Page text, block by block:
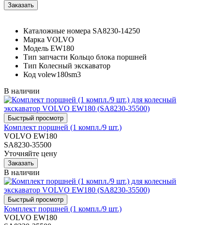
Каталожные номера SA8230-14250
Марка VOLVO
Модель EW180
Тип запчасти Кольцо блока поршней
Тип Колесный экскаватор
Код volew180sm3
В наличии
Комплект поршней (1 компл./9 шт.)
VOLVO EW180
SA8230-35500
Уточняйте цену
В наличии
Комплект поршней (1 компл./9 шт.)
VOLVO EW180